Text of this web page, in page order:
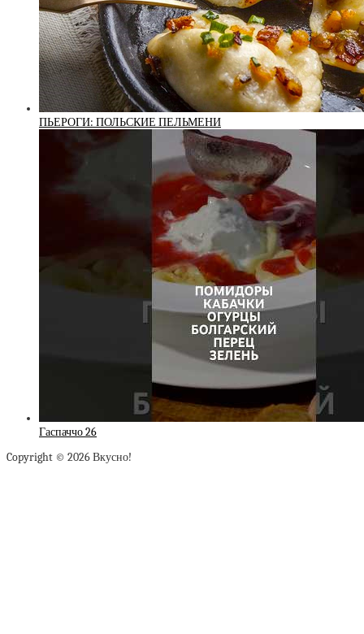
ПЬЕРОГИ: ПОЛЬСКИЕ ПЕЛЬМЕНИ
Гаспаччо 26
Copyright © 2026 Вкусно!